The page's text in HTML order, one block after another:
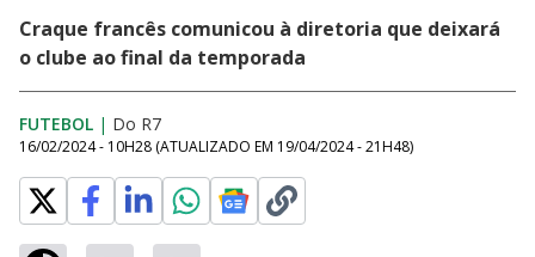
Craque francês comunicou à diretoria que deixará
o clube ao final da temporada
FUTEBOL | Do R7
16/02/2024 - 10H28 (ATUALIZADO EM 19/04/2024 - 21H48)